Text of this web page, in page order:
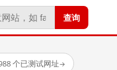
查询
个已测试网址→